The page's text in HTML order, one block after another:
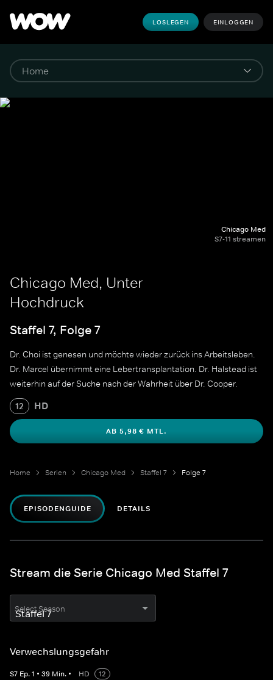
LOSLEGEN EINLOGGEN
Chicago Med
S7-11 streamen
Chicago Med, Unter
Hochdruck
Staffel 7, Folge 7
Dr. Choi ist genesen und möchte wieder zurück ins Arbeitsleben.
Dr. Marcel übernimmt eine Lebertransplantation. Dr. Halstead ist
weiterhin auf der Suche nach der Wahrheit über Dr. Cooper.
12 HD
AB 5,98 € MTL.
Home Serien Chicago Med Staffel 7 Folge 7
EPISODENGUIDE DETAILS
Stream die Serie Chicago Med Staffel 7
Select Season
Verwechslungsgefahr
S7 Ep.1 • 39 Min. • HD
12